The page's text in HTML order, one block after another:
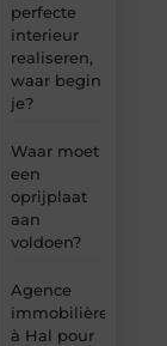
perfecte
interieur
realiseren,
waar begin
je?
Waar moet
een
oprijplaat
aan
voldoen?
Agence
immobilière
à Hal pour